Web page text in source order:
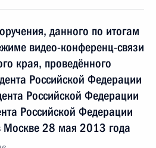
данного по итогам
видео-конференц-связи
края, проведённого
Российской Федерации
Российской Федерации
Российской Федерации
Москве 28 мая 2013 года